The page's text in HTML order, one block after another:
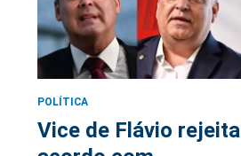
POLÍTICA
Vice de Flávio rejeita